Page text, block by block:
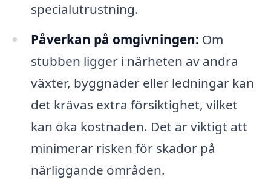
specialutrustning.
Påverkan på omgivningen: Om
stubben ligger i närheten av andra
växter, byggnader eller ledningar kan
det krävas extra försiktighet, vilket
kan öka kostnaden. Det är viktigt att
minimerar risken för skador på
närliggande områden.